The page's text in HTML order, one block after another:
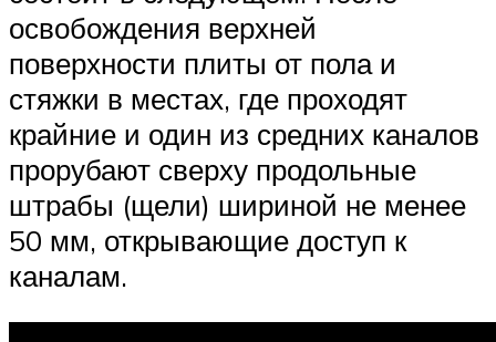
освобождения верхней
поверхности плиты от пола и
стяжки в местах, где проходят
крайние и один из средних каналов
прорубают сверху продольные
штрабы (щели) шириной не менее
50 мм, открывающие доступ к
каналам.